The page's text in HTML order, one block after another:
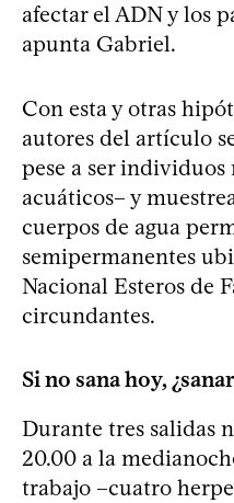
afectar el ADN y los
apunta Gabriel.
Con esta y otras
autores del artículo
pese a ser individuos
acuáticos– y
cuerpos de agua
semipermanentes
Nacional Esteros de
circundantes.
Si no sana hoy,
Durante tres salidas
20.00 a la
trabajo –cuatro